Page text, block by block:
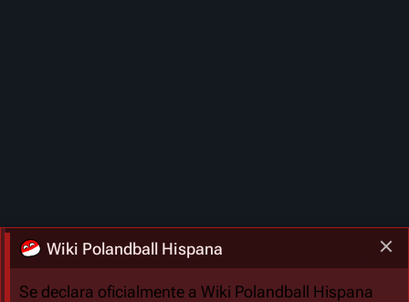
Wiki Polandball Hispana
Se declara oficialmente a Wiki Polandball Hispana